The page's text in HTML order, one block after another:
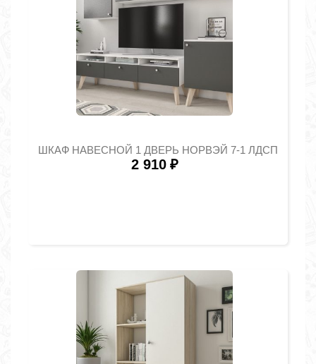
ШКАФ НАВЕСНОЙ 1 ДВЕРЬ НОРВЭЙ 7-1 ЛДСП
2 910 ₽